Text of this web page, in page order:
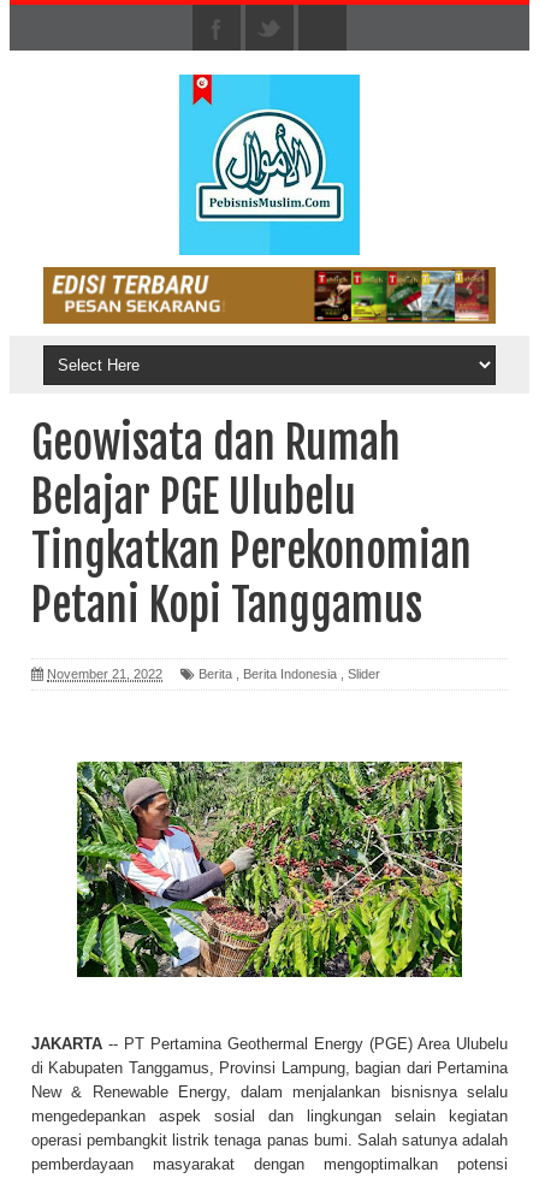
Geowisata dan Rumah
Belajar PGE Ulubelu
Tingkatkan Perekonomian
Petani Kopi Tanggamus
November 21, 2022 Berita Berita Indonesia Slider
JAKARTA -- PT Pertamina Geothermal Energy (PGE) Area Ulubelu
di Kabupaten Tanggamus, Provinsi Lampung, bagian dari Pertamina
New & Renewable Energy, dalam menjalankan bisnisnya selalu
mengedepankan aspek sosial dan lingkungan selain kegiatan
operasi pembangkit listrik tenaga panas bumi. Salah satunya adalah
pemberdayaan masyarakat dengan mengoptimalkan potensi